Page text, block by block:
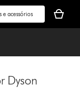
seu
cesto
Dyson